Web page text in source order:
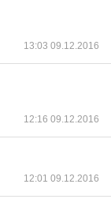
13:03 09.12.2016
12:16 09.12.2016
12:01 09.12.2016